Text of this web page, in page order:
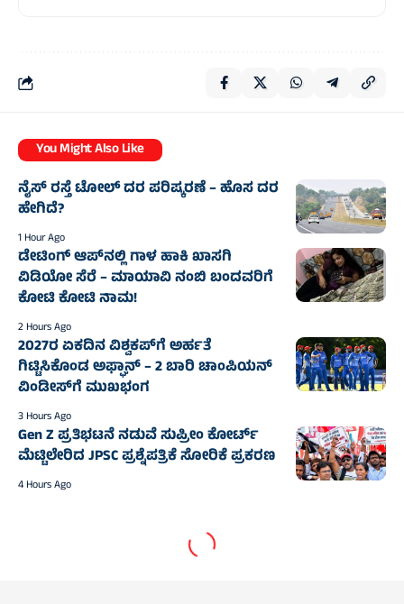
You Might Also Like
ನೈಸ್‌ ರಸ್ತೆ ಟೋಲ್‌ ದರ ಪರಿಷ್ಕರಣೆ – ಹೊಸ ದರ
ಹೇಗಿದೆ?
1 Hour Ago
ಡೇಟಿಂಗ್ ಆಪ್‌ನಲ್ಲಿ ಗಾಳ ಹಾಕಿ ಖಾಸಗಿ
ವಿಡಿಯೋ ಸೆರೆ – ಮಾಯಾವಿ ನಂಬಿ ಬಂದವರಿಗೆ
ಕೋಟಿ ಕೋಟಿ ನಾಮ!
2 Hours Ago
2027ರ ಏಕದಿನ ವಿಶ್ವಕಪ್‌ಗೆ ಅರ್ಹತೆ
ಗಿಟ್ಟಿಸಿಕೊಂಡ ಅಫ್ಘಾನ್‌ – 2 ಬಾರಿ ಚಾಂಪಿಯನ್‌
ವಿಂಡೀಸ್‌ಗೆ ಮುಖಭಂಗ
3 Hours Ago
Gen Z ಪ್ರತಿಭಟನೆ ನಡುವೆ ಸುಪ್ರೀಂ ಕೋರ್ಟ್‌
ಮೆಟ್ಟಿಲೇರಿದ JPSC ಪ್ರಶ್ನೆಪತ್ರಿಕೆ ಸೋರಿಕೆ ಪ್ರಕರಣ
4 Hours Ago